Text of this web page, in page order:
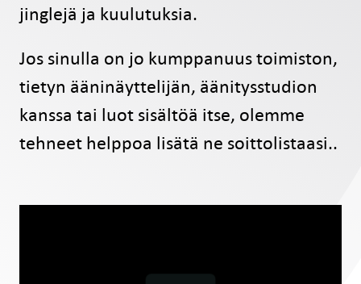
jinglejä ja kuulutuksia.
Jos sinulla on jo kumppanuus toimiston,
tietyn ääninäyttelijän, äänitysstudion
kanssa tai luot sisältöä itse, olemme
tehneet helppoa lisätä ne soittolistaasi..